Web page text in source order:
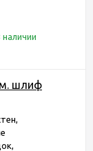
наличии
шлиф